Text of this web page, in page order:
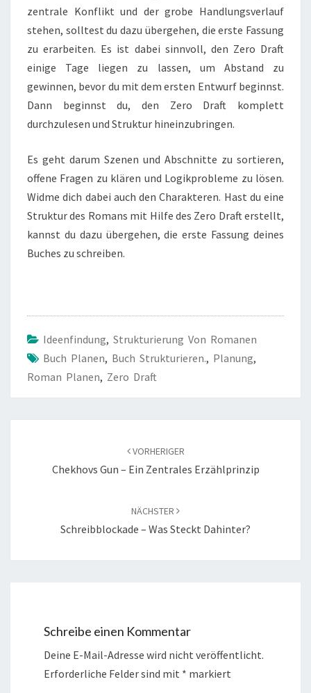
zentrale Konflikt und der grobe Handlungsverlauf
stehen, solltest du dazu übergehen, die erste Fassung
zu erarbeiten. Es ist dabei sinnvoll, den Zero Draft
einige Tage liegen zu lassen, um Abstand zu
gewinnen, bevor du mit dem ersten Entwurf beginnst.
Dann beginnst du, den Zero Draft komplett
durchzulesen und Struktur hineinzubringen.
Es geht darum Szenen und Abschnitte zu sortieren,
offene Fragen zu klären und Logikprobleme zu lösen.
Widme dich dabei auch den Charakteren. Hast du eine
Struktur des Romans mit Hilfe des Zero Draft erstellt,
kannst du dazu übergehen, die erste Fassung deines
Buches zu schreiben.
Ideenfindung, Strukturierung Von Romanen
Buch Planen, Buch Strukturieren., Planung,
Roman Planen, Zero Draft
VORHERIGER
Chekhovs Gun – Ein Zentrales Erzählprinzip
NÄCHSTER
Schreibblockade – Was Steckt Dahinter?
Schreibe einen Kommentar
Deine E-Mail-Adresse wird nicht veröffentlicht.
Erforderliche Felder sind mit * markiert